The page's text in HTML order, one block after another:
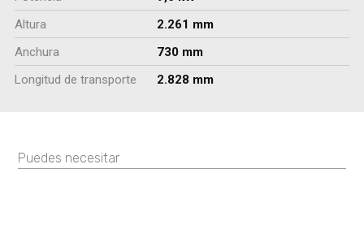
Altura
2.261 mm
Anchura
730 mm
Longitud de transporte
2.828 mm
Puedes necesitar